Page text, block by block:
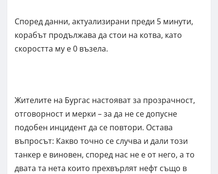
Според данни, актуализирани преди 5 минути,
корабът продължава да стои на котва, като
скоростта му е 0 възела.
Жителите на Бургас настояват за прозрачност,
отговорност и мерки – за да не се допусне
подобен инцидент да се повтори. Остава
въпросът: Какво точно се случва и дали този
танкер е виновен, според нас не е от него, а то
двата та нета които прехвърлят нефт също в